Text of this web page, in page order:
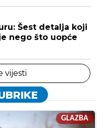
Šest detalja koji
nego što uopće
vijesti
GLAZBA